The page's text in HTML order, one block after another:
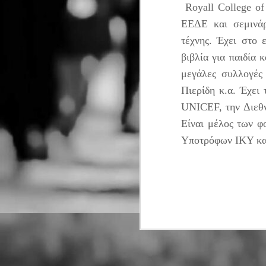
Royall College of
ΕΕΔΕ και
τέχνης. Έχει στο
βιβλία για
μεγάλες
Πιερίδη κ.α. Έχει
UNICEF, την
Είναι μέλος των
Υποτρόφων ΙΚΥ